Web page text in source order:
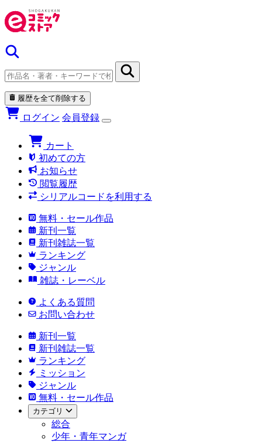
履歴を全て削除する
ログイン 会員登録
カート
初めての方
お知らせ
閲覧履歴
シリアルコードを利用する
無料・セール作品
新刊一覧
新刊雑誌一覧
ランキング
ジャンル
雑誌・レーベル
よくある質問
お問い合わせ
新刊一覧
新刊雑誌一覧
ランキング
ミッション
ジャンル
無料・セール作品
カテゴリ
総合
少年・青年マンガ